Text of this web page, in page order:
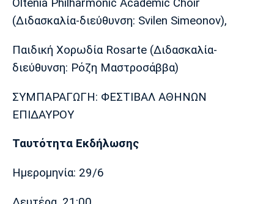
Oltenia Philharmonic Academic Choir
(Διδασκαλία-διεύθυνση: Svilen Simeonov),
Παιδική Χορωδία Rosarte (Διδασκαλία-
διεύθυνση: Ρόζη Μαστροσάββα)
ΣΥΜΠΑΡΑΓΩΓΗ: ΦΕΣΤΙΒΑΛ ΑΘΗΝΩΝ
ΕΠΙΔΑΥΡΟΥ
Ταυτότητα Εκδήλωσης
Ημερομηνία: 29/6